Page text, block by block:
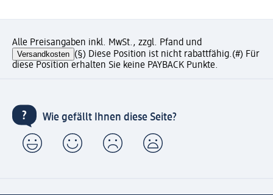
Alle Preisangaben inkl. MwSt., zzgl. Pfand und
Versandkosten (§) Diese Position ist nicht rabattfähig.(#) Für
diese Position erhalten Sie keine PAYBACK Punkte.
Wie gefällt Ihnen diese Seite?